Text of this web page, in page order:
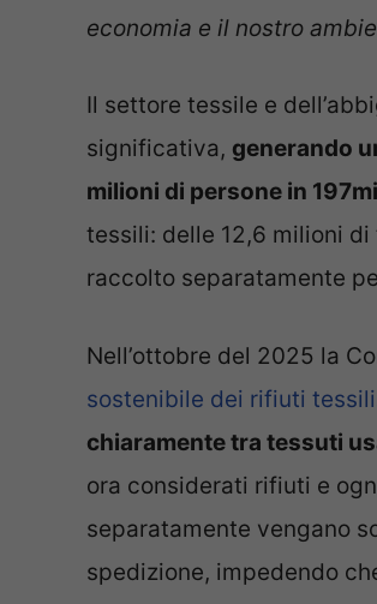
economia e il nostro
Il settore tessile e
significativa, generando
milioni di persone in
tessili: delle 12,6 milioni
raccolto separatamente
Nell’ottobre del 2025 la
sostenibile dei rifiuti tessili
chiaramente tra tessuti
ora considerati rifiuti e
separatamente vengano
spedizione, impedendo